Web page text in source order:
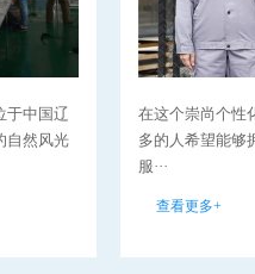
于中国辽
自然风光
在这个崇尚个性
多的人希望能够
服···
查看更多+